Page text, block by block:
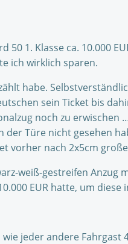
1. Klasse ca. 10.000
ich wirklich sparen.
habe.
sein Ticket bis
noch zu
der Türe nicht gesehen
vorher nach 2x5cm
weiß-gestreifen
EUR hatte, um diese
jeder andere